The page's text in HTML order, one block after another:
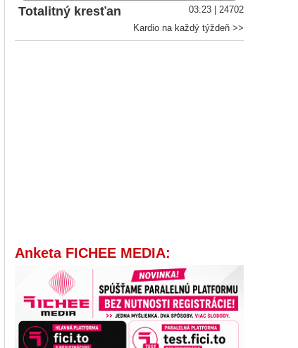
Totalitný kresťan
03:23 | 24702
Kardio na každý týždeň >>
Anketa FICHEE MEDIA: